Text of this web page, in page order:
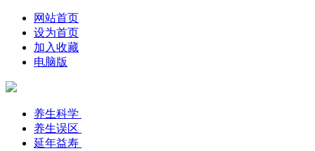
网站首页
设为首页
加入收藏
电脑版
养生科学
养生误区
延年益寿